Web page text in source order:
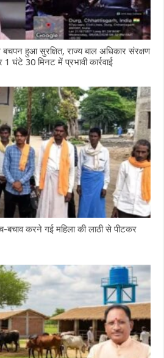
हुआ सुरक्षित, राज्य बाल अधिकार संरक्षण
घंटे 30 मिनट में प्रभावी कार्रवाई
बचाव करने गई महिला की लाठी से पीटकर